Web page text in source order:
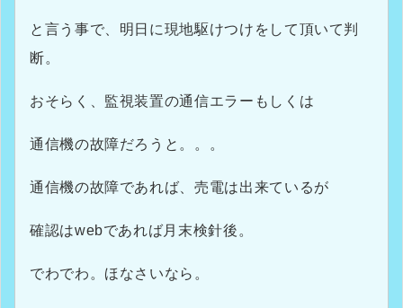
と言う事で、明日に現地駆けつけをして頂いて判
断。
おそらく、監視装置の通信エラーもしくは
通信機の故障だろうと。。。
通信機の故障であれば、売電は出来ているが
確認はwebであれば月末検針後。
でわでわ。ほなさいなら。